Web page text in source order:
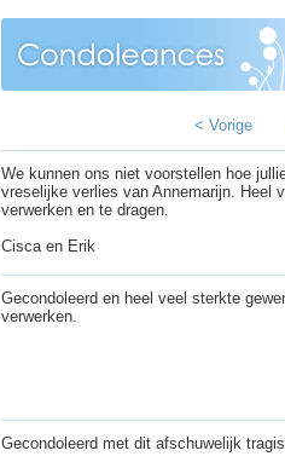
< Vorige
We kunnen ons niet voorstellen hoe
vreselijke verlies van Annemarijn. Heel
verwerken en te dragen.
Cisca en Erik
Gecondoleerd en heel veel sterkte
verwerken.
Gecondoleerd met dit afschuwelijk